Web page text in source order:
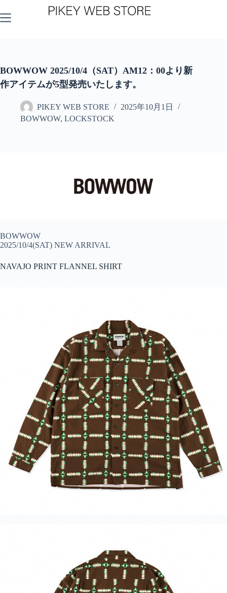
ン
ス
キ
ッ
BOWWOW 2025/10/4（SAT）AM12：00より新
作アイテムが5型発売いたします。
PIKEY WEB STORE
2025年10月1日
BOWWOW, LOCKSTOCK
BOWWOW
2025/10/4(SAT) NEW ARRIVAL
NAVAJO PRINT FLANNEL SHIRT